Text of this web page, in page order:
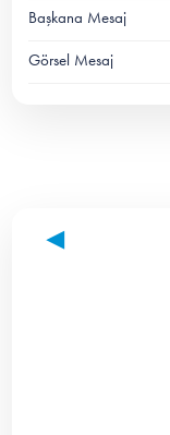
Başkana Mesaj
Görsel Mesaj